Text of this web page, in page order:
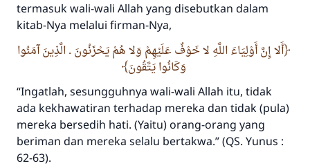
termasuk wali-wali Allah yang disebutkan dalam
kitab-Nya melalui firman-Nya,
أَلا إِنَّ أَوْلِيَاءَ اللَّهِ لا خَوْفٌ عَلَيْهِمْ وَلا هُمْ يَحْزَنُونَ . الَّذِينَ آمَنُوا
وَكَانُوا يَتَّقُونَ
“Ingatlah, sesungguhnya wali-wali Allah itu, tidak
ada kekhawatiran terhadap mereka dan tidak (pula)
mereka bersedih hati. (Yaitu) orang-orang yang
beriman dan mereka selalu bertakwa.”(QS. Yunus :
62-63).